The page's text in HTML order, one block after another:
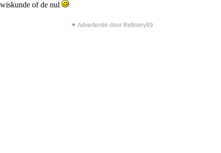
wiskunde of de nul
▼ Advertentie door Refinery89